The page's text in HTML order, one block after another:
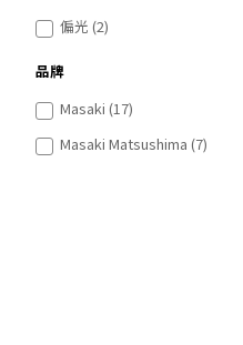
偏光 (2)
品牌
Masaki (17)
Masaki Matsushima (7)